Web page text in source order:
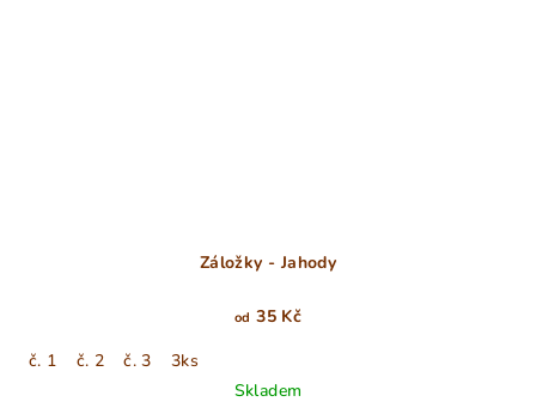
Záložky - Jahody
od 35 Kč
č. 1
č. 2 č. 3
3ks
Skladem